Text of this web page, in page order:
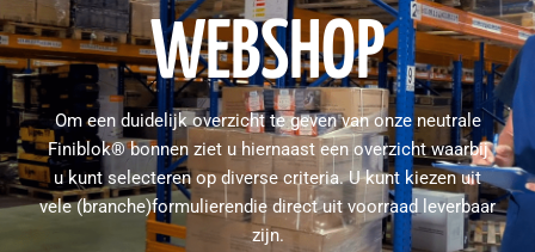
WEBSHOP
Om een duidelijk overzicht te geven van onze neutrale
Finiblok® bonnen ziet u hiernaast een overzicht waarbij
u kunt selecteren op diverse criteria. U kunt kiezen uit
vele (branche)formulierendie direct uit voorraad leverbaar
zijn.